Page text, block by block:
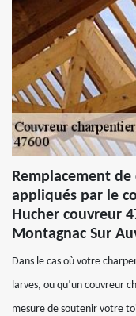
Remplacement
appliqués par le
Hucher couvreur
Montagnac Sur
Dans le cas où votre
larves, ou qu’un couvreur
mesure de soutenir votre